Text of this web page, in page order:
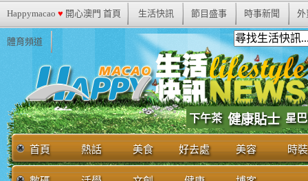
Happymacao ♥ 開心澳門 首頁 生活快訊 節目盛事 時事新聞 外
體育頻道
下午茶 健康貼士 星
首頁 熱話 美食 好去處 美容 時裝